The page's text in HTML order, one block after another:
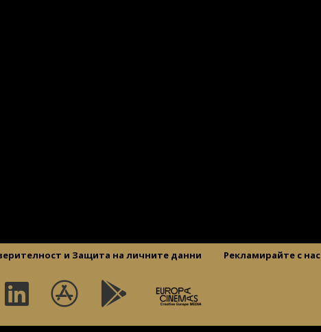
и Защита на личните данни Рекламирайте с нас